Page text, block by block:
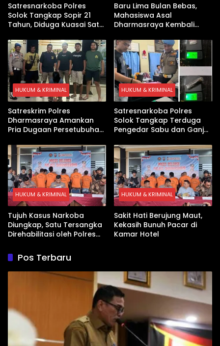
Satresnarkoba Polres
Solok Tangkap Sopir 21
Tahun, Diduga Kuasai Satu
Baru Lima Bulan Bebas,
Mahasiswa Asal
Dharmasraya Kembali
HUKUM & KRIMINAL
Satreskrim Polres
Dharmasraya Amankan
Pria Dugaan Persetubuhan
HUKUM & KRIMINAL
Satresnarkoba Polres
Solok Tangkap Terduga
Pengedar Sabu dan Ganja
HUKUM & KRIMINAL
Tujuh Kasus Narkoba
Diungkap, Satu Tersangka
Direhabilitasi oleh Polres
HUKUM & KRIMINAL
Sakit Hati Berujung Maut,
Kekasih Bunuh Pacar di
Kamar Hotel
Pos Terbaru